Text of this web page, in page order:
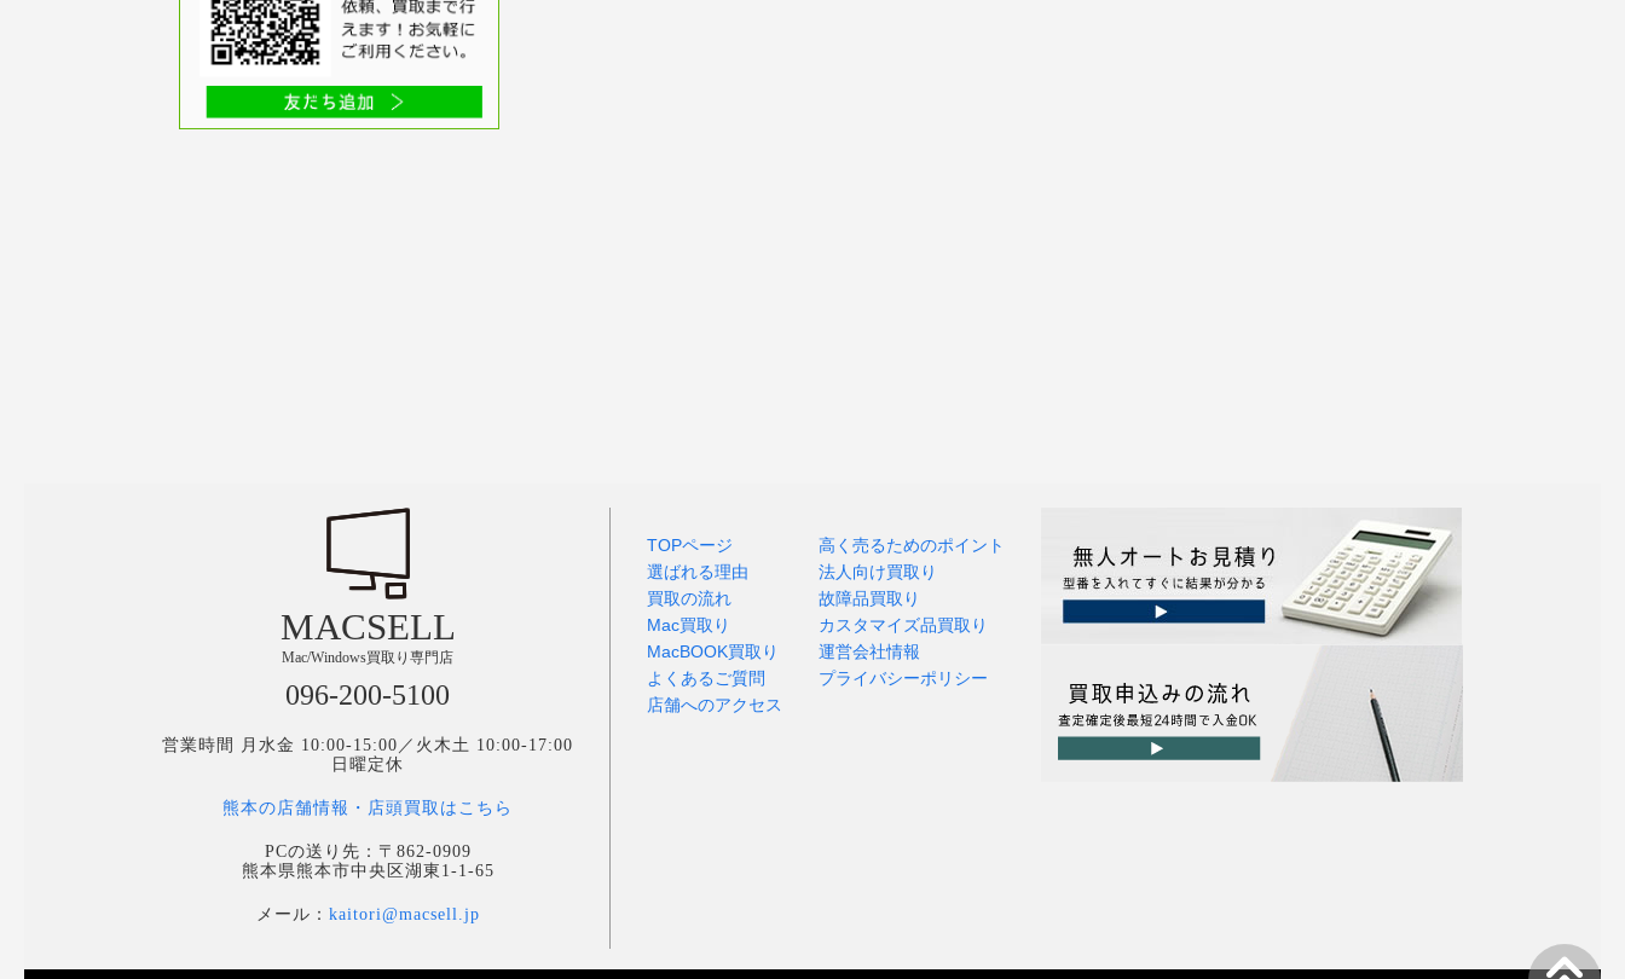
MACSELL
Mac/Windows買取り専門店
096-200-5100
営業時間 月水金 10:00-15:00／火木土 10:00-17:00
日曜定休
熊本の店舗情報・店頭買取はこちら
PCの送り先：〒862-0909
熊本県熊本市中央区湖東1-1-65
メール： kaitori@macsell.jp
TOPページ
選ばれる理由
買取の流れ
Mac買取り
MacBOOK買取り
よくあるご質問
店舗へのアクセス
高く売るためのポイント
法人向け買取り
故障品買取り
カスタマイズ品買取り
運営会社情報
プライバシーポリシー